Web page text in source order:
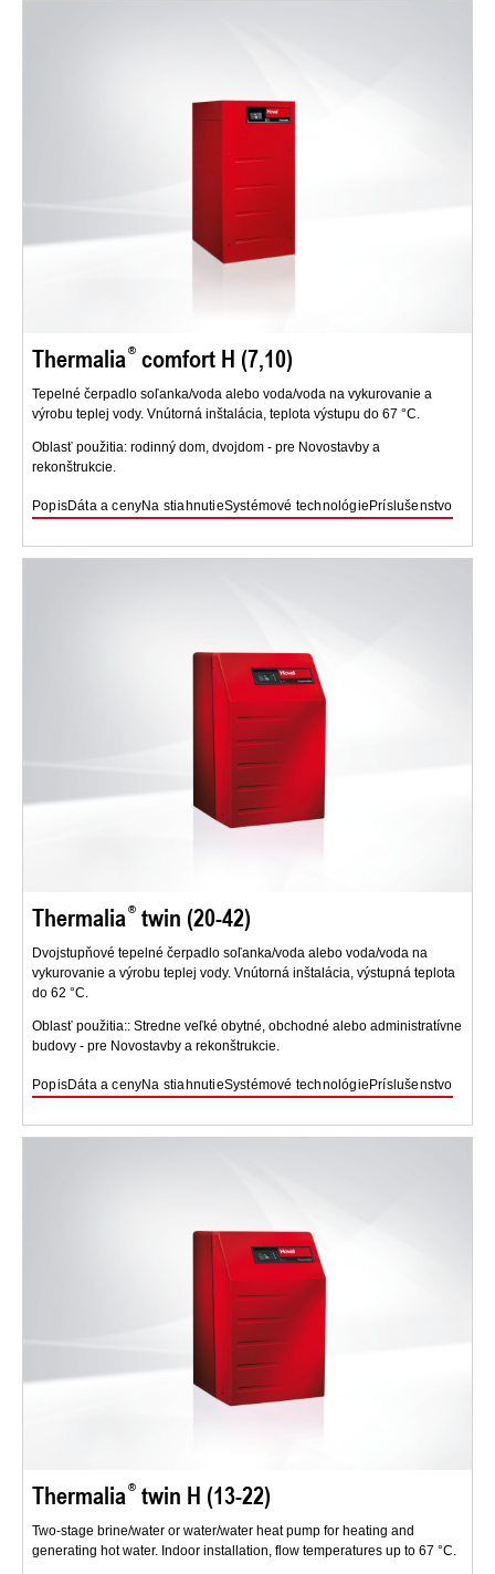
Thermalia comfort H (7,10)
Tepelné čerpadlo soľanka/voda alebo voda/voda na vykurovanie a
výrobu teplej vody. Vnútorná inštalácia, teplota výstupu do 67 °C.
Oblasť použitia: rodinný dom, dvojdom - pre Novostavby a
rekonštrukcie.
PopisDáta a cenyNa stiahnutieSystémové technológie Príslušenstvo
Thermalia twin (20-42)
Dvojstupňové tepelné čerpadlo soľanka/voda alebo voda/voda na
vykurovanie a výrobu teplej vody. Vnútorná inštalácia, výstupná teplota
do 62 °C.
Oblasť použitia:: Stredne veľké obytné, obchodné alebo administratívne
budovy - pre Novostavby a rekonštrukcie.
PopisDáta a cenyNa stiahnutieSystémové technológiePríslušenstvo
Thermalia twin H (13-22)
Two-stage brine/water or water/water heat pump for heating and
generating hot water. Indoor installation, flow temperatures up to 67 °C.